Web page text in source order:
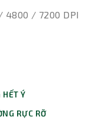
4800 / 7200 DPI
Ý
RỰC RỠ